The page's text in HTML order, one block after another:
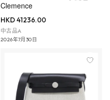
Clemence
HKD 41236.00
中古品A
2026年7月30日